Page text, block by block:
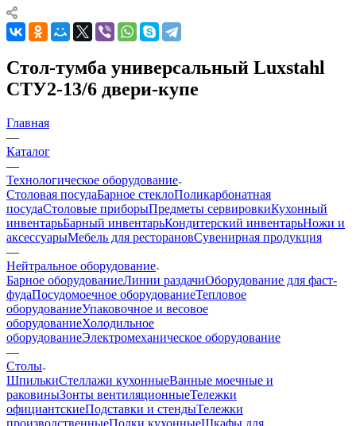
Стол-тумба универсальный Luxstahl
СТУ2-13/6 двери-купе
Главная
—
Каталог
—
Технологическое оборудование
Столовая посудаБарное стеклоПоликарбонатная
посудаСтоловые приборыПредметы сервировкиКухонный
инвентарьБарный инвентарьКондитерский инвентарьНожи и
аксессуарыМебель для ресторановСувенирная продукция
—
Нейтральное оборудование
Барное оборудованиеЛинии раздачиОборудование для фаст-
фудаПосудомоечное оборудованиеТепловое
оборудованиеУпаковочное и весовое
оборудованиеХолодильное
оборудованиеЭлектромеханическое оборудование
—
Столы
ШпилькиСтеллажи кухонныеВанные моечные и
раковиныЗонты вентиляционныеТележки
официантскиеПодставки и стендыТележки
производственныеПолки кухонныеШкафы для